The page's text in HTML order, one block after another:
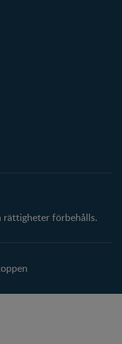
rättigheter förbehålls.